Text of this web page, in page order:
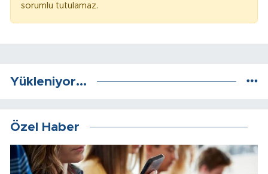
sorumlu tutulamaz.
Yükleniyor...
Özel Haber